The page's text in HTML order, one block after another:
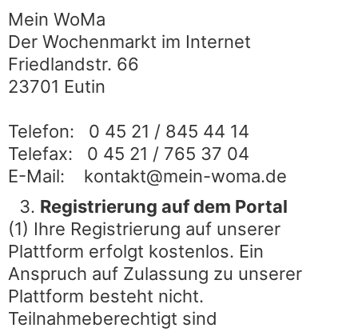
Mein WoMa
Der Wochenmarkt im Internet
Friedlandstr. 66
23701 Eutin
Telefon: 0 45 21 / 845 44 14
Telefax: 0 45 21 / 765 37 04
E-Mail: kontakt@mein-woma.de
Registrierung auf dem Portal
(1) Ihre Registrierung auf unserer
Plattform erfolgt kostenlos. Ein
Anspruch auf Zulassung zu unserer
Plattform besteht nicht.
Teilnahmeberechtigt sind